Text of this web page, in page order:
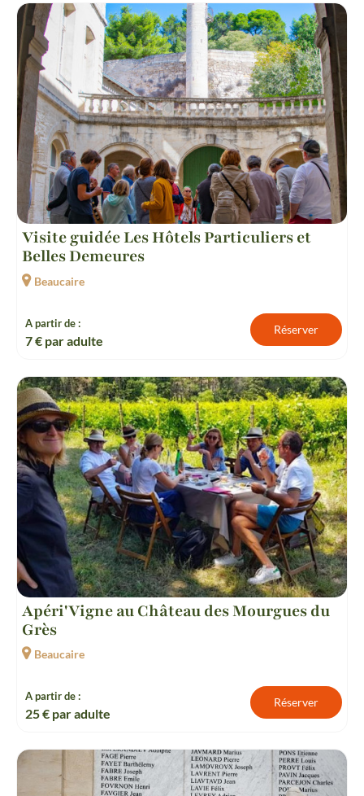
Visite guidée Les Hôtels Particuliers et
Belles Demeures
Beaucaire
A partir de :
7€ par adulte
Réserver
Apéri'Vigne au Château des Mourgues du
Grès
Beaucaire
A partir de :
25€ par adulte
Réserver